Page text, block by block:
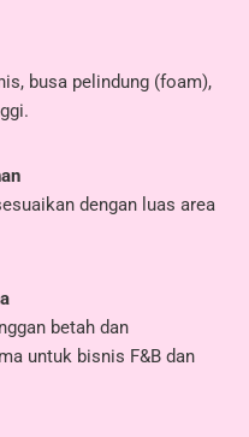
busa pelindung (foam),
dengan luas area
betah dan
untuk bisnis F&B dan